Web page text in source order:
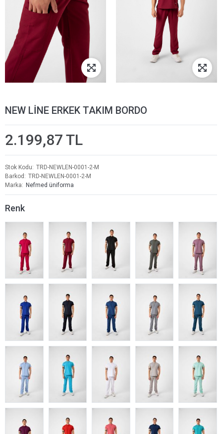
NEW LİNE ERKEK TAKIM BORDO
2.199,87 TL
Stok Kodu
TRD-NEWLEN-0001-2-M
Barkod
TRD-NEWLEN-0001-2-M
Marka
Nefmed üniforma
Renk